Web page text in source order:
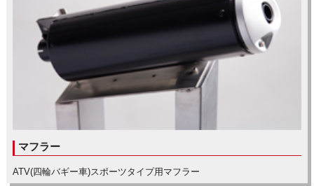
マフラー
ATV(四輪バギー車)スポーツタイプ用マフラー